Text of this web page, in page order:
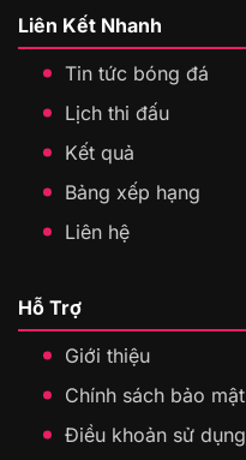
Liên Kết Nhanh
Tin tức bóng đá
Lịch thi đấu
Kết quả
Bảng xếp hạng
Liên hệ
Hỗ Trợ
Giới thiệu
Chính sách bảo mật
Điều khoản sử dụng